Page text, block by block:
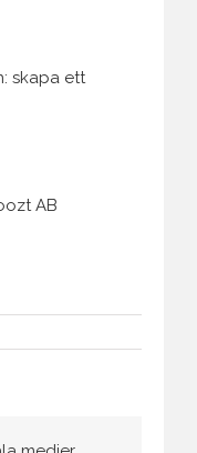
skapa ett
AB